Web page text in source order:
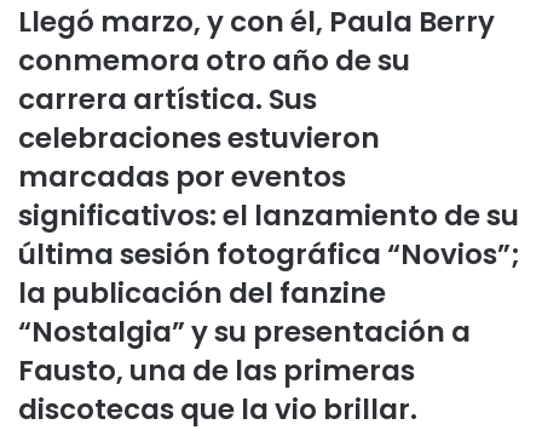
Llegó marzo, y con él, Paula Berry
conmemora otro año de su
carrera artística. Sus
celebraciones estuvieron
marcadas por eventos
significativos: el lanzamiento de su
última sesión fotográfica “Novios”;
la publicación del fanzine
“Nostalgia” y su presentación a
Fausto, una de las primeras
discotecas que la vio brillar.